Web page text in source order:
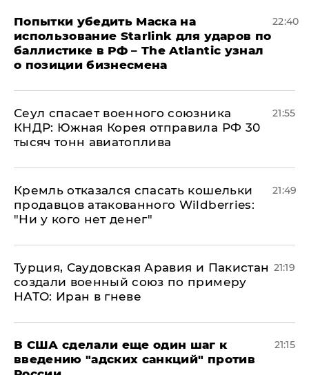
Попытки убедить Маска на
использование Starlink для ударов по
баллистике в РФ – The Atlantic узнал
о позиции бизнесмена
22:40
​Сеул спасает военного союзника
КНДР: Южная Корея отправила РФ 30
тысяч тонн авиатоплива
21:55
Кремль отказался спасать кошельки
продавцов атакованного Wildberries:
"Ни у кого нет денег"
21:49
Турция, Саудовская Аравия и Пакистан
создали военный союз по примеру
НАТО: Иран в гневе
21:19
В США сделали еще один шаг к
введению "адских санкций" против
21:15